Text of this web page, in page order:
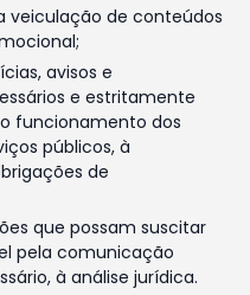
veiculação de conteúdos
avisos e
e estritamente
funcionamento dos
públicos, à
de
que possam suscitar
pela comunicação
à análise jurídica.